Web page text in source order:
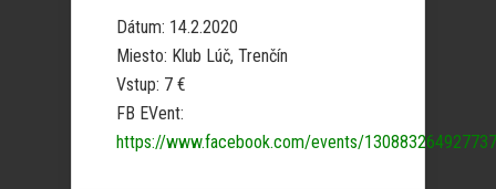
Dátum: 14.2.2020
Miesto: Klub Lúč, Trenčín
Vstup: 7 €
FB EVent:
https://www.facebook.com/events/